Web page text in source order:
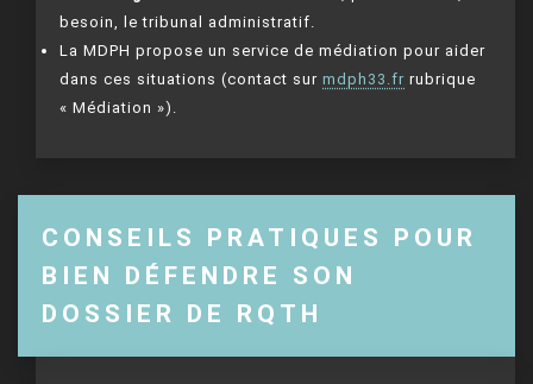
besoin, le tribunal administratif.
La MDPH propose un service de médiation pour aider
dans ces situations (contact sur mdph33.fr rubrique
« Médiation »).
CONSEILS PRATIQUES POUR
BIEN DÉFENDRE SON
DOSSIER DE RQTH